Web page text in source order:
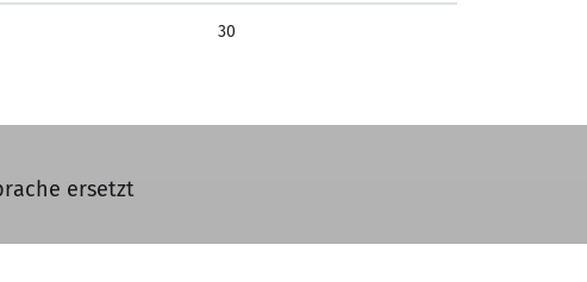
ersetzt
30